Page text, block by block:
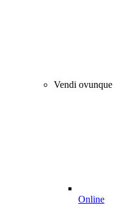
Vendi ovunque
Online